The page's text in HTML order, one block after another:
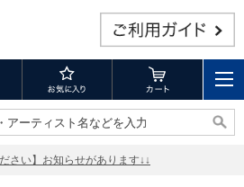
アーティスト名などを入力
アーティスト名などを入力
さい】お知らせがあります↓↓